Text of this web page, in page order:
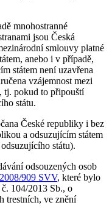
mnohostranné
jsou Česká
smlouvy platné
anebo i v případě,
státem není uzavřena
vzájemnost mezi
tj. pokud to připouští
státu.
České republiky i bez
a odsuzujícím státem
státu).
odsouzených osob
909 SVV, které bylo
104/2013 Sb., o
trestních, ve znění